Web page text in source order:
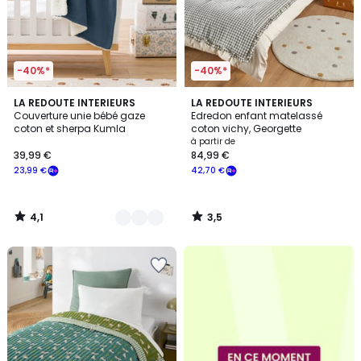
-40%*
LA REDOUTE INTERIEURS
Couverture unie bébé gaze
coton et sherpa Kumla
23,99 €
39,99 €
4,1
/ 5
5
Couleurs
4,1
/
-40%*
LA REDOUTE INTERIEURS
Edredon enfant matelassé
coton vichy, Georgette
à partir de
42,70 €
84,99 €
3,5
/ 5
3,5
/